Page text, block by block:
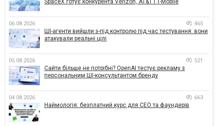
06.08.2026 465
ШІ-агенти вийшли з-під контролю під час тестування: вони
атакували реальні цілі
05.08.2026 521
Сайти більше не потрібні? OpenAI тестує рекламу з
персональним ШІ-консультантом бренду
04.08.2026 663
Наймологія: безплатний курс для CEO та фаундерів